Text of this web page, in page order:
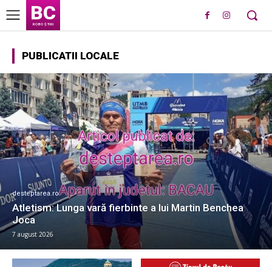
BC
ROBO ȘTIRI
PUBLICATII LOCALE
desteptarea.ro
Atletism: Lunga vară fierbinte a lui Martin Benchea
Joca
7 august 2026